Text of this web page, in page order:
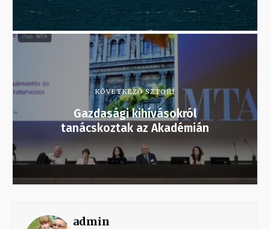
KÖVETKEZŐ SZTORI
Gazdasági kihívásokról
tanácskoztak az Akadémián
admin